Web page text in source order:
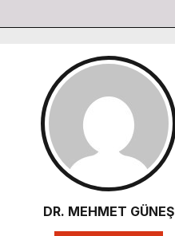
DR. MEHMET GÜNEŞ